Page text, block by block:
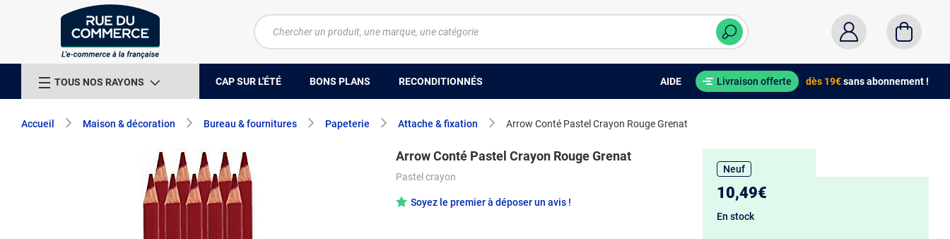
TOUS NOS RAYONS CAP SUR L'ÉTÉ BONS PLANS RECONDITIONNÉS AIDE Livraison offerte dès 19€sans abonnement !
Accueil Maison & décoration Bureau & fournitures Papeterie Attache & fixation Arrow Conté Pastel Crayon Rouge Grenat
Arrow Conté Pastel Crayon Rouge Grenat
Pastel crayon
Soyez le premier à déposer un avis !
Neuf
10,49€
En stock